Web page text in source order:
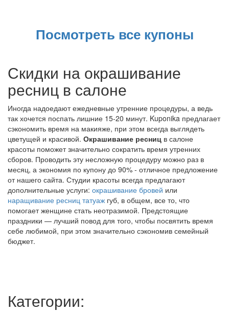
Посмотреть все купоны
Скидки на окрашивание
ресниц в салоне
Иногда надоедают ежедневные утренние процедуры, а ведь
так хочется поспать лишние 15-20 минут. Kuponika предлагает
сэкономить время на макияже, при этом всегда выглядеть
цветущей и красивой. Окрашивание ресниц в салоне
красоты поможет значительно сократить время утренних
сборов. Проводить эту несложную процедуру можно раз в
месяц, а экономия по купону до 90% - отличное предложение
от нашего сайта. Студии красоты всегда предлагают
дополнительные услуги: окрашивание бровей или
наращивание ресниц татуаж губ, в общем, все то, что
помогает женщине стать неотразимой. Предстоящие
праздники — лучший повод для того, чтобы посвятить время
себе любимой, при этом значительно сэкономив семейный
бюджет.
Категории: